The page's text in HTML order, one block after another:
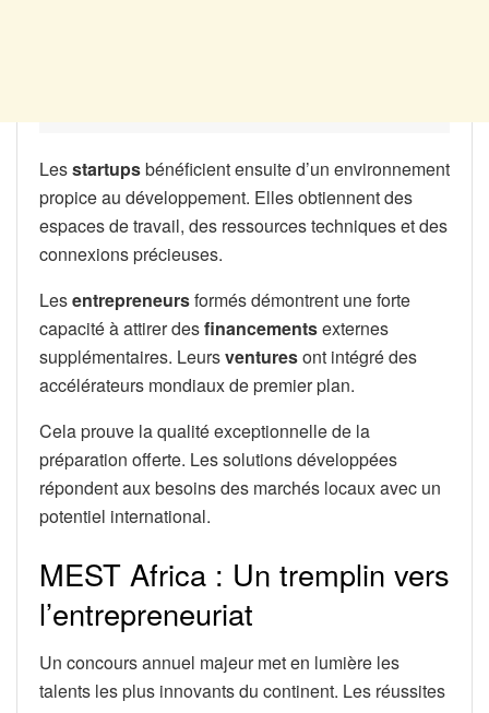
Lesstartupsbénéficient ensuite d’un environnement
propice au développement. Elles obtiennent des
espaces de travail, des ressources techniques et des
connexions précieuses.
Lesentrepreneursformés démontrent une forte
capacité à attirer desfinancementsexternes
supplémentaires. Leursventuresont intégré des
accélérateurs mondiaux de premier plan.
Cela prouve la qualité exceptionnelle de la
préparation offerte. Les solutions développées
répondent aux besoins des marchés locaux avec un
potentiel international.
MEST Africa : Un tremplin vers
l’entrepreneuriat
Un concours annuel majeur met en lumière les
talents les plus innovants du continent. Les réussites